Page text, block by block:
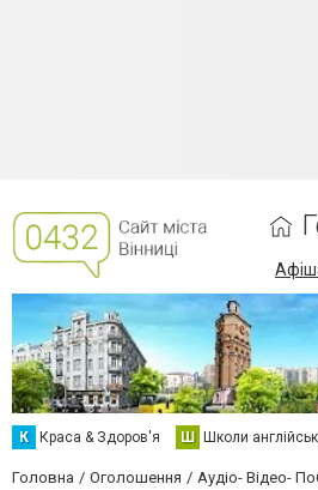
К Краса & Здоров'я Ш Школи
Головна Оголошення Аудіо- Відео-